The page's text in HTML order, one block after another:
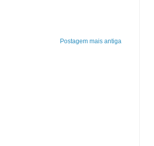
Postagem mais antiga